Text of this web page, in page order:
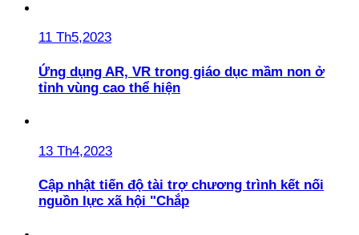
11 Th5,2023
Ứng dụng AR, VR trong giáo dục mầm non ở
tỉnh vùng cao thể hiện
13 Th4,2023
Cập nhật tiến độ tài trợ chương trình kết nối
nguồn lực xã hội "Chắp